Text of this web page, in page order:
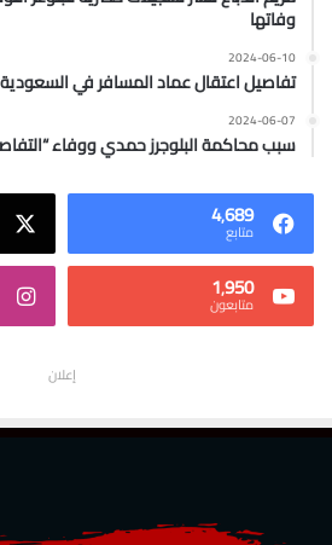
وفاتها
2024-06-10
تفاصيل اعتقال عماد المسافر في السعودية
2024-06-07
سبب محاكمة البلوجرز حمدي ووفاء
4٬689
متابع
1٬950
متابعون
إعلان